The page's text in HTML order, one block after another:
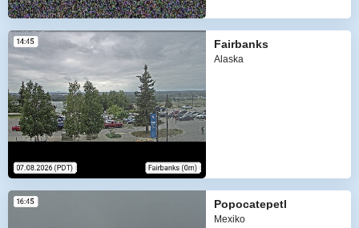
Fairbanks
Alaska
Popocatepetl
Mexiko